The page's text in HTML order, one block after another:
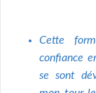
Cette
confiance
se sont